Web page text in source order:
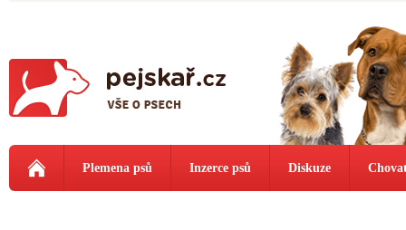
Plemena psů Inzerce psů Diskuze